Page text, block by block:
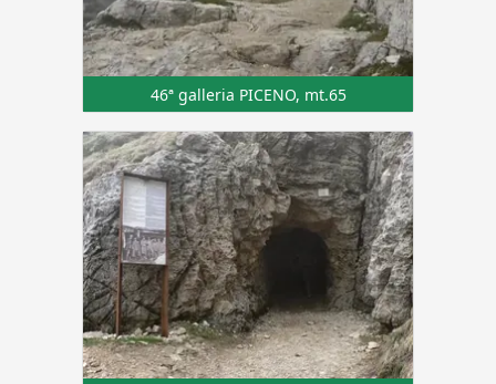
46ª galleria PICENO, mt.65